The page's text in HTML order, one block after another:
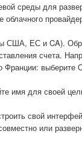
среды для
США, ЕС и CA).
счета.
Франции: выберите
имя для своей
свой
или